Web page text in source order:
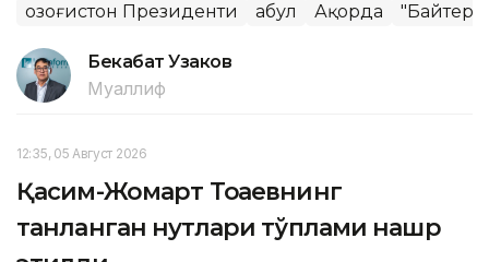
Қозоғистон Президенти Қабул Ақорда
Бекабат Узаков
Муаллиф
12:35, 05 Август 2026
Қасим-Жомарт Тоқаевнинг
танланган нутқлари тўплами нашр